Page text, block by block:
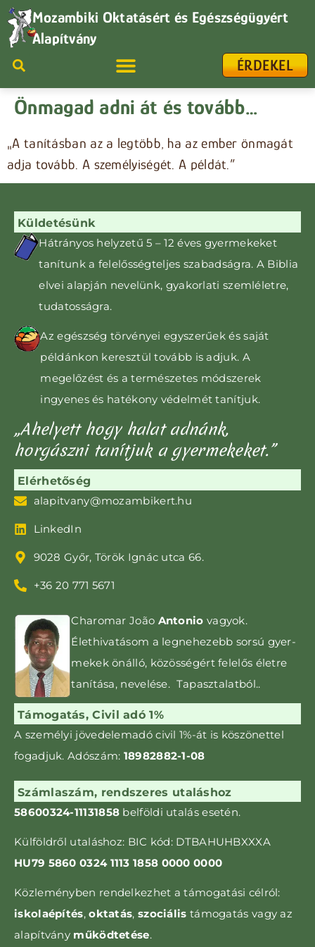
Mozambiki Oktatásért és Egészségügyért
Alapítvány
ÉRDEKEL
Önmagad adni át és tovább…
„A tanításban az a legtöbb, ha az ember önmagát
adja tovább. A személyiségét. A példát.”
Küldetésünk
Hátrányos helyzetű 5 – 12 éves gyermekeket
tanítunk a felelősségteljes szabadságra. A Biblia
elvei alapján nevelünk, gyakorlati szemléletre,
tudatosságra.
Az egészség törvényei egyszerűek és saját
példánkon keresztül tovább is adjuk. A
megelőzést és a természetes módszerek
ingyenes és hatékony védelmét tanítjuk.
„Ahelyett hogy halat adnánk,
horgászni tanítjuk a gyermekeket.”
Elérhetőség
alapitvany@mozambikert.hu
LinkedIn
9028 Győr, Török Ignác utca 66.
+36 20 771 5671
Charomar João Antonio vagyok.
Élethivatásom a leg­nehezebb sorsú gyer­­
mekek önálló, közös­ségért felelős életre
tanítása, nevelése. Tapasztalatból..
Támogatás, Civil adó 1%
A személyi jövedelemadó civil 1%-át is kö­szönettel
fogadjuk. Adószám: 18982882-1-08
Számlaszám, rendszeres utaláshoz
58600324-11131858 belföldi utalás esetén.
Külföldről utaláshoz: BIC kód: DTBAHUHBXXXA
HU79 5860 0324 1113 1858 0000 0000
Közleményben rendelkezhet a támogatási célról:
iskolaépítés,oktatás, szociális támogatás vagy az
alapítvány működtetése.